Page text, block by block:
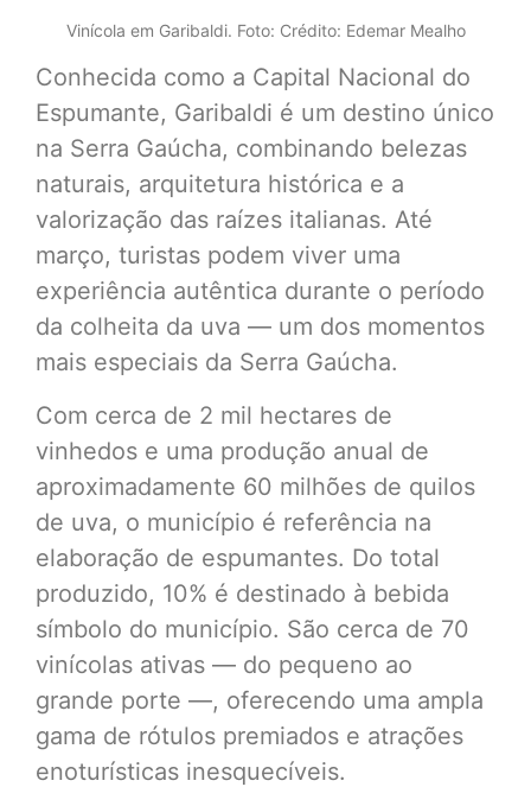
Vinícola em Garibaldi. Foto: Crédito: Edemar Mealho
Conhecida como a Capital Nacional do
Espumante, Garibaldi é um destino único
na Serra Gaúcha, combinando belezas
naturais, arquitetura histórica e a
valorização das raízes italianas. Até
março, turistas podem viver uma
experiência autêntica durante o período
da colheita da uva — um dos momentos
mais especiais da Serra Gaúcha.
Com cerca de 2 mil hectares de
vinhedos e uma produção anual de
aproximadamente 60 milhões de quilos
de uva, o município é referência na
elaboração de espumantes. Do total
produzido, 10% é destinado à bebida
símbolo do município. São cerca de 70
vinícolas ativas — do pequeno ao
grande porte —, oferecendo uma ampla
gama de rótulos premiados e atrações
enoturísticas inesquecíveis.